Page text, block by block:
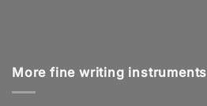
More fine writing instruments